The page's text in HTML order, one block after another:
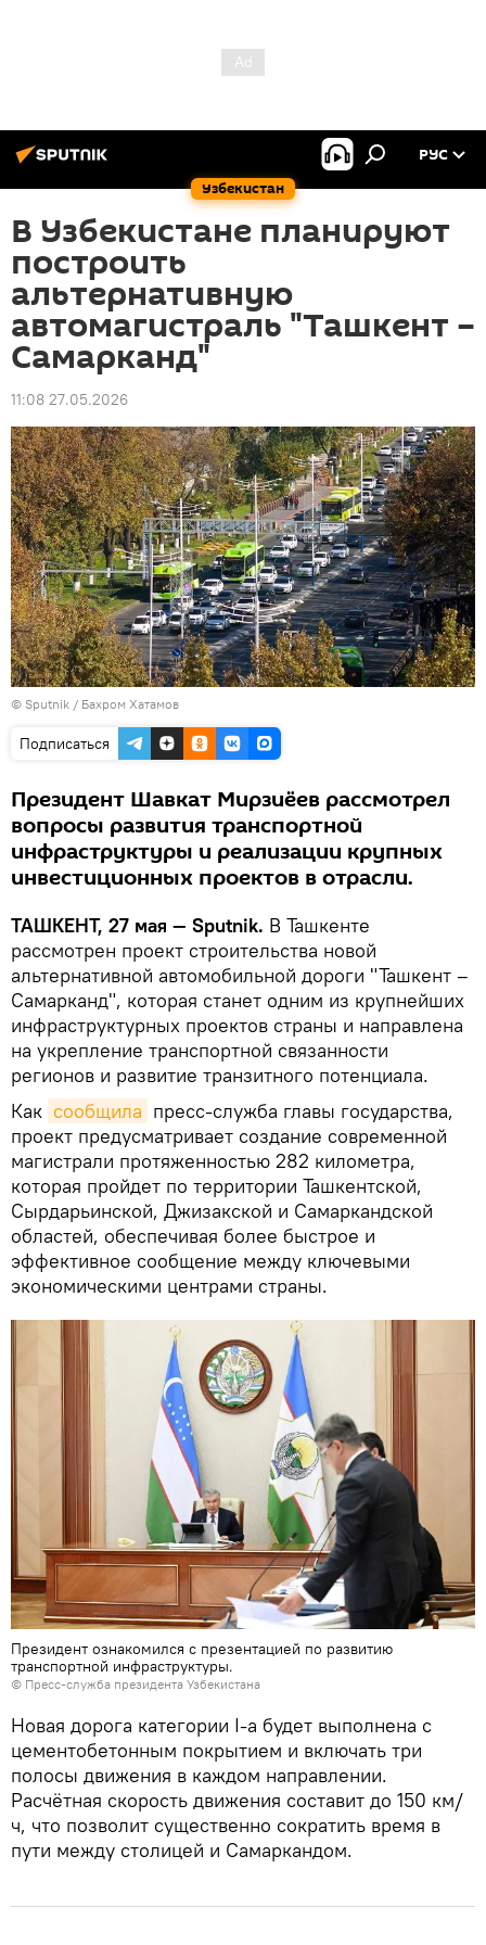
Узбекистан
РУС
В Узбекистане планируют
построить
альтернативную
автомагистраль "Ташкент –
Самарканд"
11:08 27.05.2026
© Sputnik / Бахром Хатамов
Подписаться
Президент Шавкат Мирзиёев рассмотрел
вопросы развития транспортной
инфраструктуры и реализации крупных
инвестиционных проектов в отрасли.
ТАШКЕНТ, 27 мая — Sputnik. В Ташкенте
рассмотрен проект строительства новой
альтернативной автомобильной дороги "Ташкент –
Самарканд", которая станет одним из крупнейших
инфраструктурных проектов страны и направлена
на укрепление транспортной связанности
регионов и развитие транзитного потенциала.
Как сообщила пресс-служба главы государства,
проект предусматривает создание современной
магистрали протяженностью 282 километра,
которая пройдет по территории Ташкентской,
Сырдарьинской, Джизакской и Самаркандской
областей, обеспечивая более быстрое и
эффективное сообщение между ключевыми
экономическими центрами страны.
Президент ознакомился с презентацией по развитию
транспортной инфраструктуры.
© Пресс-служба президента Узбекистана
Новая дорога категории I-а будет выполнена с
цементобетонным покрытием и включать три
полосы движения в каждом направлении.
Расчётная скорость движения составит до 150 км/
ч, что позволит существенно сократить время в
пути между столицей и Самаркандом.